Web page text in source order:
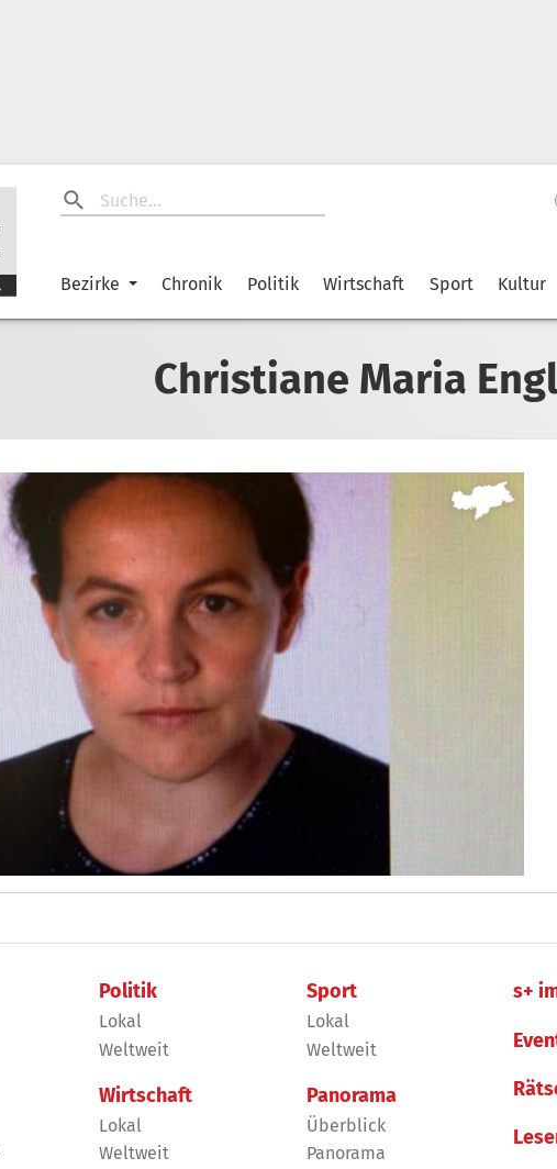
Bezirke Chronik Politik Wirtschaft Sport Kultur
Christiane Maria Engl
Politik
Lokal
Weltweit
Wirtschaft
Lokal
Weltweit
Sport
Lokal
Weltweit
Panorama
Überblick
Panorama
s+